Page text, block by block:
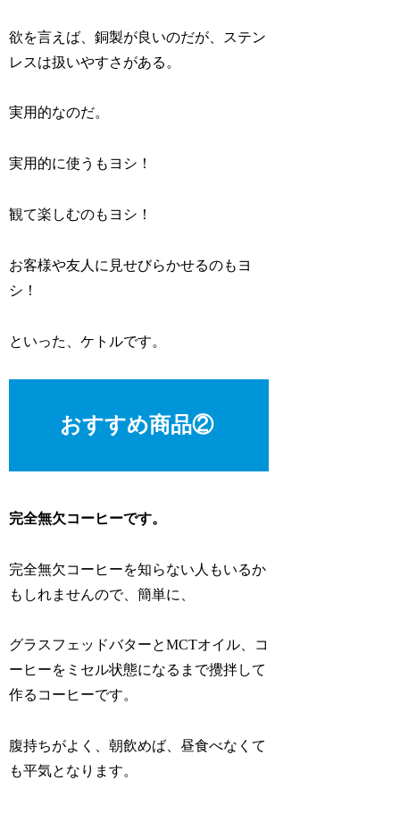
欲を言えば、銅製が良いのだが、ステン
レスは扱いやすさがある。
実用的なのだ。
実用的に使うもヨシ！
観て楽しむのもヨシ！
お客様や友人に見せびらかせるのもヨ
シ！
といった、ケトルです。
おすすめ商品②
完全無欠コーヒーです。
完全無欠コーヒーを知らない人もいるか
もしれませんので、簡単に、
グラスフェッドバターとMCTオイル、コ
ーヒーをミセル状態になるまで攪拌して
作るコーヒーです。
腹持ちがよく、朝飲めば、昼食べなくて
も平気となります。